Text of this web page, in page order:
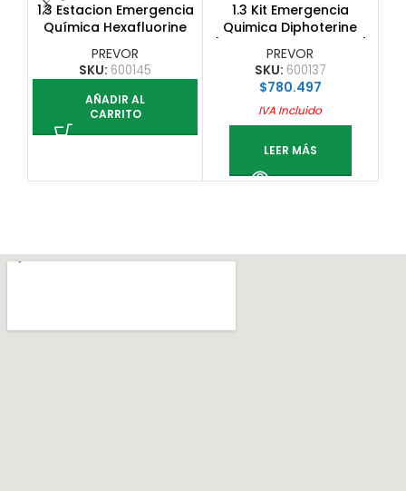
1.3 Estacion Emergencia
Química Hexafluorine
con ruedas
PREVOR
SKU: 600145
AÑADIR AL
CARRITO
1.3 Kit Emergencia
Quimica Diphoterine
(2LPMD+1MINIDAP+1LOA)
PREVOR
SKU: 600137
$780.497
IVA Incluido
LEER MÁS